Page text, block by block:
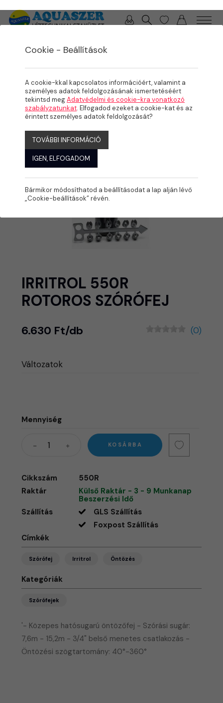
IRRITROL 550R
ROTOROS SZÓRÓFEJ
6.630 Ft/db (0)
'- Közepes hatósugarú öntözőfej - Szórási sugár:
7,6m - 15,2m - 3/4" belső menetes csatlakozás -
Öntözési szögtartomány: 40°-360°
Változatok
Mennyiség
KOSÁRBA
Cikkszám
550R
Raktár
Külső Raktár - 3 - 9 Munkanap
Beszerzési Idő
Szállítás
GLS Szállítás
Foxpost Szállítás
Címkék
Szórófej Irritrol Öntözés
Kategóriák
Szórófejek
Cookie - Beállítások
A cookie-kkal kapcsolatos információért, valamint a
személyes adatok feldolgozásának ismertetéséért
tekintsd megAdatvédelmi és cookie-kra vonatkozó
szabályzatunkat. Elfogadod ezeket a cookie-kat és az
érintett személyes adatok feldolgozását?
TOVÁBBI INFORMÁCIÓ
IGEN, ELFOGADOM
Bármikor módosíthatod a beállításodat a lap alján lévő
„Cookie-beállítások” révén.